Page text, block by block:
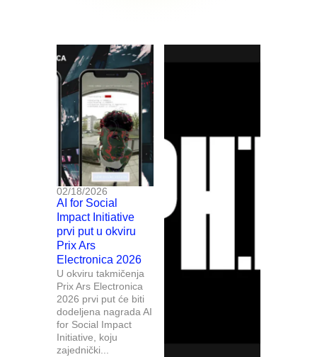
02/18/2026
AI for Social
Impact Initiative
prvi put u okviru
Prix Ars
Electronica 2026
U okviru takmičenja
Prix Ars Electronica
2026 prvi put će biti
dodeljena nagrada AI
for Social Impact
Initiative, koju
zajednički...